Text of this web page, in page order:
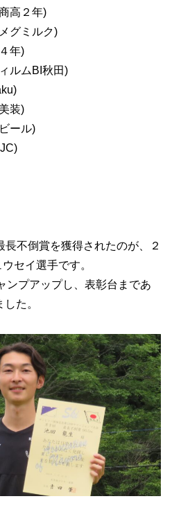
高２年)
グミルク)
年)
ルムBI秋田)
装)
ール)
不倒賞を獲得されたのが、２
セイ選手です。
ンプアップし、表彰台まであ
た。